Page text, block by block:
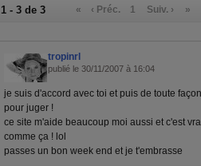
1 - 3 de 3 « ‹ Préc. 1 Suiv. › »
tropinrl
publié le 30/11/2007 à 16:04
je suis d'accord avec toi et puis de toute
pour juger !
ce site m'aide beaucoup moi aussi et c'est
comme ça ! lol
passes un bon week end et je t'embrasse